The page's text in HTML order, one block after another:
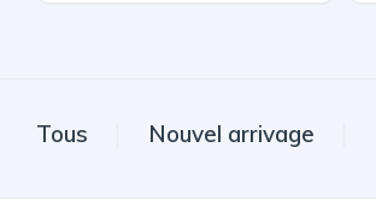
Tous Nouvel arrivage